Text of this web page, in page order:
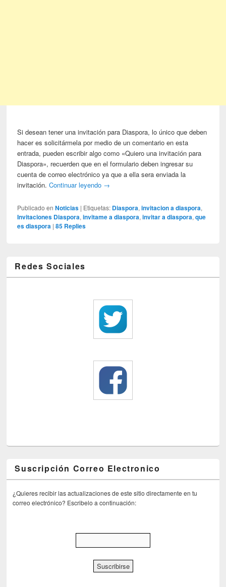
Si desean tener una invitación para Diaspora, lo único que deben
hacer es solicitármela por medio de un comentario en esta
entrada, pueden escribir algo como «Quiero una invitación para
Diaspora», recuerden que en el formulario deben ingresar su
cuenta de correo electrónico ya que a ella sera enviada la
invitación.Continuar leyendo →
Publicado en Noticias | Etiquetas: Diaspora,invitacion a diaspora,
Invitaciones Diaspora,invitame a diaspora,invitar a diaspora,que
es diaspora |85 Replies
Redes Sociales
Suscripción Correo Electronico
¿Quieres recibir las actualizaciones de este sitio directamente en tu
correo electrónico? Escribelo a continuación: